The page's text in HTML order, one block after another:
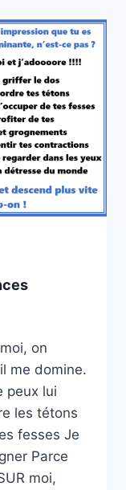
on
me domine.
peux lui
les tétons
fesses Je
Parce
moi,